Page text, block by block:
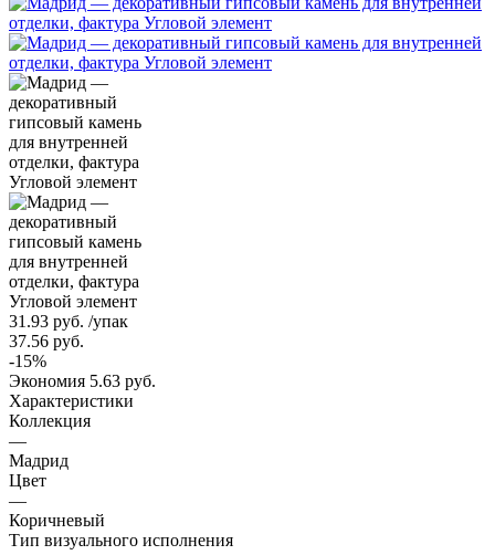
31.93 руб. /упак
37.56 руб.
-15%
Экономия 5.63 руб.
Характеристики
Коллекция
—
Мадрид
Цвет
—
Коричневый
Тип визуального исполнения